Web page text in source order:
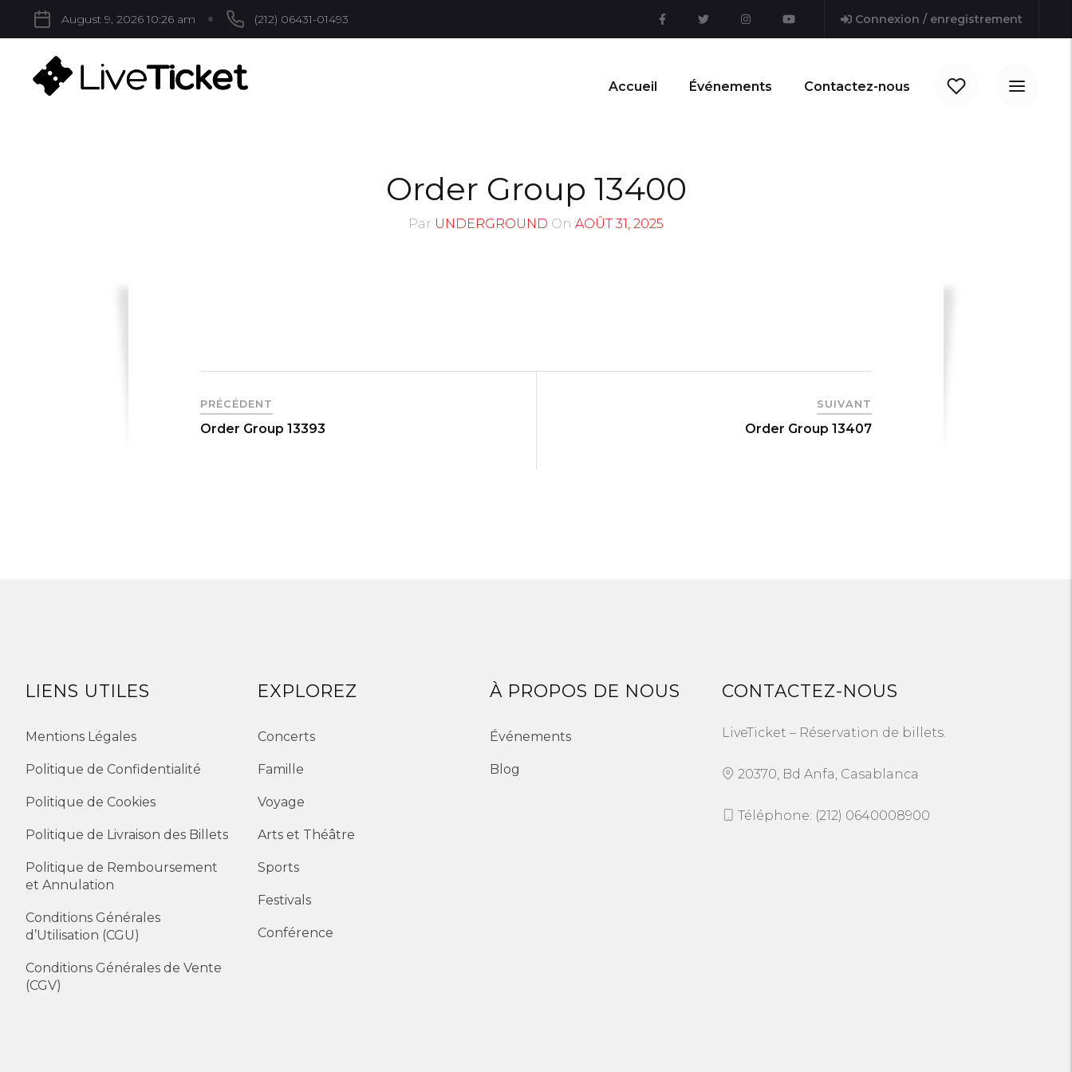
August 9, 2026 10:26 am (212) 06431-01493 Connexion / enregistrement
Accueil Événements Contactez-nous
Order Group 13400
Par UNDERGROUND On AOÛT 31, 2025
PRÉCÉDENT
Order Group 13393
SUIVANT
Order Group 13407
LIENS UTILES
Mentions Légales
Politique de Confidentialité
Politique de Cookies
Politique de Livraison des Billets
Politique de Remboursement
et Annulation
Conditions Générales
d’Utilisation (CGU)
Conditions Générales de Vente
(CGV)
EXPLOREZ
Concerts
Famille
Voyage
Arts et Théâtre
Sports
Festivals
Conférence
À PROPOS DE NOUS
Événements
Blog
CONTACTEZ-NOUS
LiveTicket – Réservation de billets.
20370, Bd Anfa, Casablanca
Téléphone: (212) 0640008900